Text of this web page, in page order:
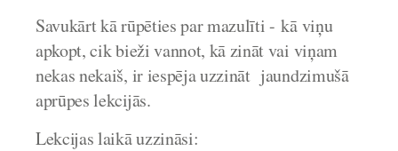
Savukārt kā rūpēties par mazulīti - kā viņu
apkopt, cik bieži vannot, kā zināt vai viņam
nekas nekaiš, ir iespēja uzzināt jaundzimušā
aprūpes lekcijās.
Lekcijas laikā uzzināsi: